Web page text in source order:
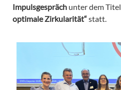
Impulsgespräch unter dem Titel
optimale Zirkularität“statt.